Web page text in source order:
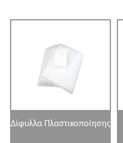
Δίφυλλα Πλαστικοποίησης